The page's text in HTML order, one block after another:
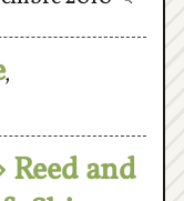
,
Reed and
Shiva